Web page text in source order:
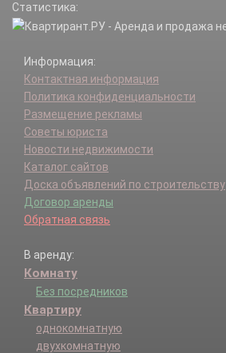
Статистика:
Информация:
Контактная информация
Политика конфиденциальности
Размещение рекламы
Советы юриста
Новости недвижимости
Каталог сайтов
Доска объявлений по строительству
Договор аренды
Обратная связь
В аренду:
Комнату
Без посредников
Квартиру
однокомнатную
двухкомнатную